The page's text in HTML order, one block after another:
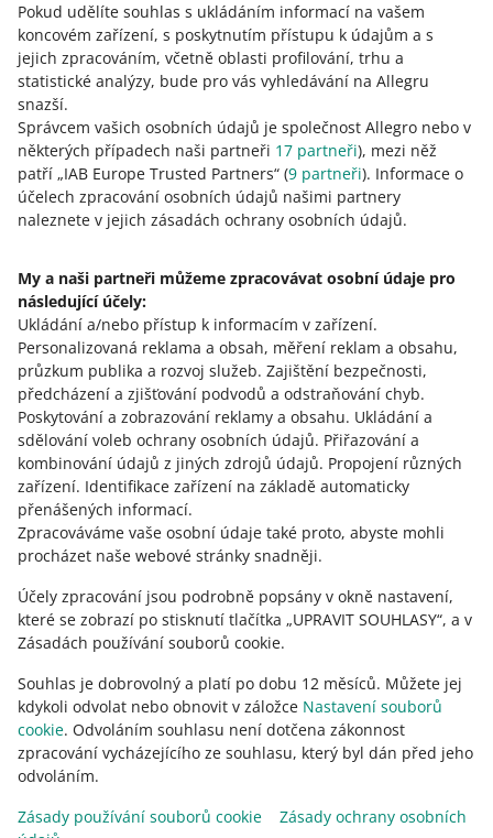
Pokud udělíte souhlas s ukládáním informací na vašem
koncovém zařízení, s poskytnutím přístupu k údajům a s
jejich zpracováním, včetně oblasti profilování, trhu a
statistické analýzy, bude pro vás vyhledávání na Allegru
snazší.
Správcem vašich osobních údajů je společnost Allegro nebo v
některých případech naši partneři 17 partneři), mezi něž
patří „IAB Europe Trusted Partners“ (9 partneři). Informace o
účelech zpracování osobních údajů našimi partnery
naleznete v jejich zásadách ochrany osobních údajů.
My a naši partneři můžeme zpracovávat osobní údaje pro
následující účely:
Ukládání a/nebo přístup k informacím v zařízení.
Personalizovaná reklama a obsah, měření reklam a obsahu,
průzkum publika a rozvoj služeb. Zajištění bezpečnosti,
předcházení a zjišťování podvodů a odstraňování chyb.
Poskytování a zobrazování reklamy a obsahu. Ukládání a
sdělování voleb ochrany osobních údajů. Přiřazování a
kombinování údajů z jiných zdrojů údajů. Propojení různých
zařízení. Identifikace zařízení na základě automaticky
přenášených informací.
Zpracováváme vaše osobní údaje také proto, abyste mohli
procházet naše webové stránky snadněji.
Účely zpracování jsou podrobně popsány v okně nastavení,
které se zobrazí po stisknutí tlačítka „UPRAVIT SOUHLASY“, a v
Zásadách používání souborů cookie.
Souhlas je dobrovolný a platí po dobu 12 měsíců. Můžete jej
kdykoli odvolat nebo obnovit v záložce Nastavení souborů
cookie. Odvoláním souhlasu není dotčena zákonnost
zpracování vycházejícího ze souhlasu, který byl dán před jeho
odvoláním.
Zásady používání souborů cookie
Zásady ochrany osobních
V sekci Nastavte pomocí: vyberte možnost s e-
mailovou adresou, kterou chcete použít, a klikněte na
[dále].
Do e-mailu vám zašleme zprávu s odkazem na stránku
Allegro, kde si můžete nastavit nové heslo.
Klikněte na odkaz v e-mailu.
Zadejte nové heslo a klikněte na [uložit a přihlásit se].
Při nastavování nového hesla můžete vybrat možnost
vašem účtu.Zjistěte více .
Pokud máte stále problémy s opětovným získáním
přístupu k účtu, klikněte na [kontaktujte nás] pod tímto
článkem.
Potřebujete pomoc?
KONTAKTUJTE NÁS